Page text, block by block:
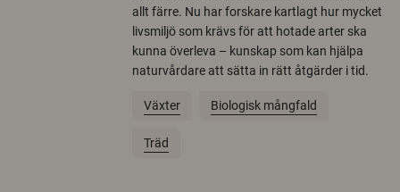
allt färre. Nu har forskare kartlagt hur mycket
livsmiljö som krävs för att hotade arter ska
kunna överleva – kunskap som kan hjälpa
naturvårdare att sätta in rätt åtgärder i tid.
Växter Biologisk mångfald
Träd